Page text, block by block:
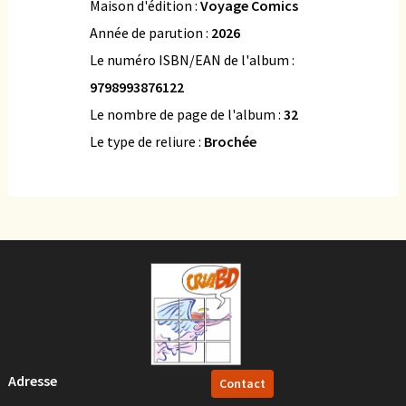
Maison d'édition : Voyage Comics
Année de parution : 2026
Le numéro ISBN/EAN de l'album :
9798993876122
Le nombre de page de l'album : 32
Le type de reliure : Brochée
Adresse Contact